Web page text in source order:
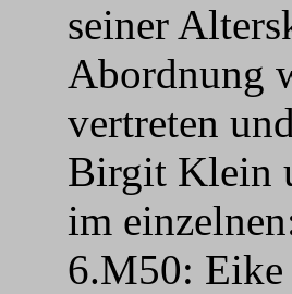
seiner
Abordnung
vertreten
Birgit Klein
im
6.M50: